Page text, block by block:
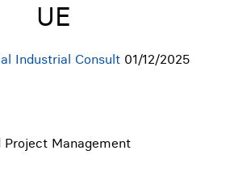
UE
Industrial Consult 01/12/2025
Project Management